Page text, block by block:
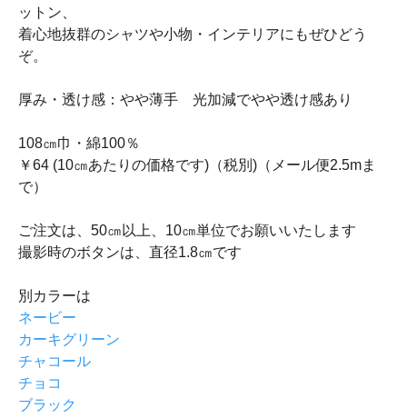
ットン、
着心地抜群のシャツや小物・インテリアにもぜひどう
ぞ。
厚み・透け感：やや薄手 光加減でやや透け感あり
108㎝巾・綿100％
￥64 (10㎝あたりの価格です)（税別)（メール便2.5mま
で）
ご注文は、50㎝以上、10㎝単位でお願いいたします
撮影時のボタンは、直径1.8㎝です
別カラーは
ネービー
カーキグリーン
チャコール
チョコ
ブラック